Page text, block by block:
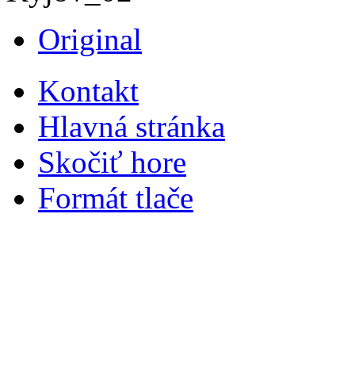
Original
Kontakt
Hlavná stránka
Skočiť hore
Formát tlače